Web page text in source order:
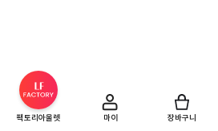
팩토리아울렛 마이 장바구니